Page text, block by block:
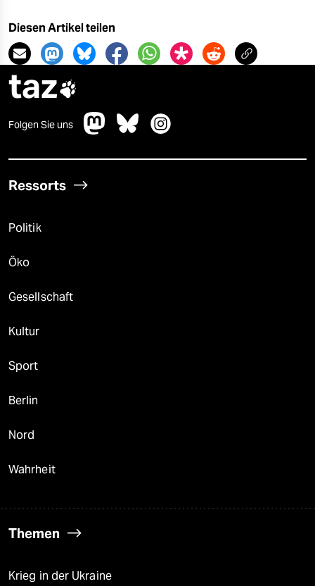
Diesen Artikel teilen
taz
Folgen Sie uns
Ressorts
Politik
Öko
Gesellschaft
Kultur
Sport
Berlin
Nord
Wahrheit
Themen
Krieg in der Ukraine